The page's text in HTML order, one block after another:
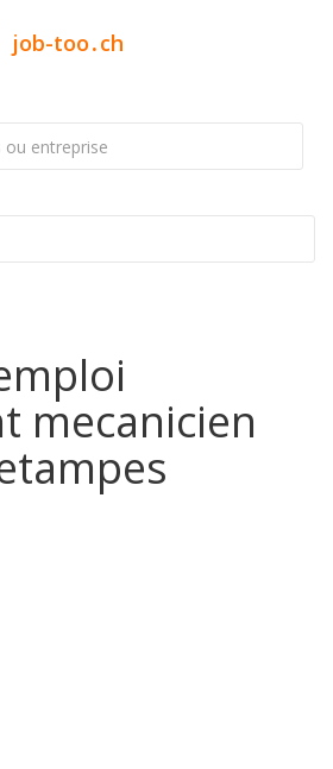
job-too.ch
mecanicien